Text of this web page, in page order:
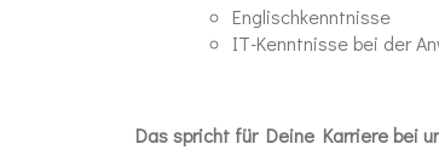
Englischkenntnisse
IT-Kenntnisse bei der
Das spricht für Deine Karriere bei